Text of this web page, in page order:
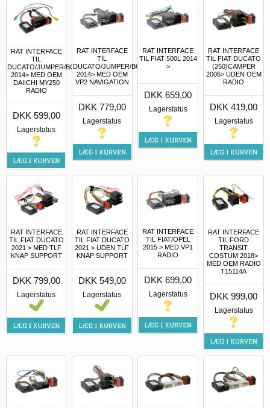
RAT INTERFACE
TIL
DUCATO/JUMPER/BOXER
2014> MED OEM
DAIICHI MY250
RADIO
DKK 599,00
Lagerstatus
RAT INTERFACE
TIL
DUCATO/JUMPER/BOXER
2014> MED OEM
VP2 NAVIGATION
DKK 779,00
Lagerstatus
RAT INTERFACE
TIL FIAT 500L 2014
>
DKK 659,00
Lagerstatus
RAT INTERFACE
TIL FIAT DUCATO
(250)CAMPER
2006> UDEN OEM
RADIO
DKK 419,00
Lagerstatus
RAT INTERFACE
TIL FIAT DUCATO
2021 > MED TLF
KNAP SUPPORT
DKK 799,00
Lagerstatus
RAT INTERFACE
TIL FIAT DUCATO
2021 > UDEN TLF
KNAP SUPPORT
DKK 549,00
Lagerstatus
RAT INTERFACE
TIL FIAT/OPEL
2015 > MED VP1
RADIO
DKK 699,00
Lagerstatus
RAT INTERFACE
TIL FORD
TRANSIT
COSTUM 2018>
MED OEM RADIO
T15114A
DKK 999,00
Lagerstatus